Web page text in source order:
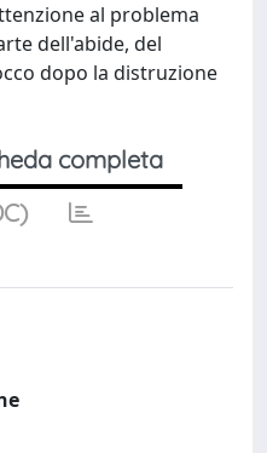
al problema
dell'abide, del
dopo la distruzione
completa